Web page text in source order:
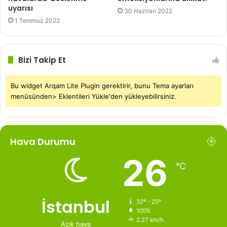
Bebeği̇n
Temiz Yenidoğan
uyarısı
1 Temmuz 2022
30 Haziran 2022
Bizi Takip Et
Bu widget Arqam Lite Plugin gerektirir, bunu Tema ayarları
menüsünden> Eklentileri Yükle'den yükleyebilirsiniz.
Hava Durumu
İstanbul
Açık hava
26 ℃
32º - 25º
100%
2.27 km/h